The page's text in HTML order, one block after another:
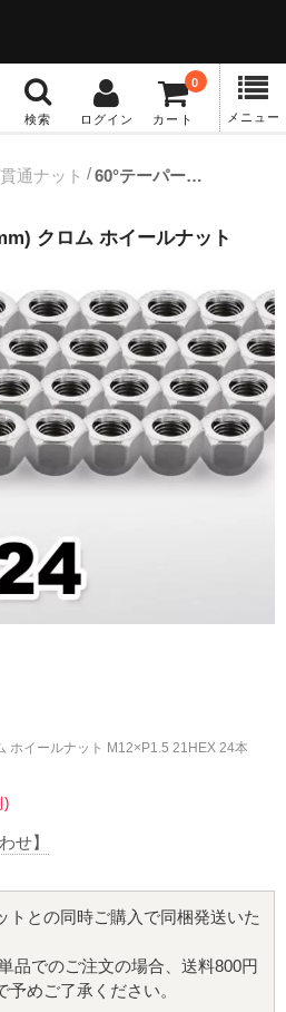
検索 ログイン カート
0
メニュー
ール
イール
イール
イール
ール
ール
ール
ール
ール
ール
ール
イール
貫通ナット 60°テーパー座 貫通(16mm) クロム ホイールナット M12×P1.5 21HEX 24本
クロム ホイールナット
ホイールナット M12×P1.5 21HEX 24本
)
せ】
トとの同時ご購入で同梱発送いた
品でのご注文の場合、送料800円
めご了承ください。